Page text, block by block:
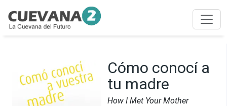
Cómo conocí a
tu madre
How I Met Your Mother